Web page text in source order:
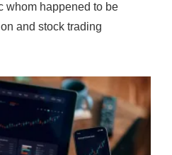
whom happened to be
and stock trading